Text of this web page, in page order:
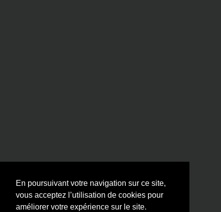
En poursuivant votre navigation sur ce site,
vous acceptez l’utilisation de cookies pour
améliorer votre expérience sur le site.